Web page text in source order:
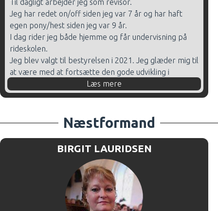
for rideskolen.
Kurser:
Ryttermærker 1,2 og 3
DRF Digitale Grundkursus for Elevskoleunderviser
Førstehjælp
DRF Sikkerhedskursus
Til dagligt arbejder jeg som revisor.
Jeg har redet on/off siden jeg var 7 år og har haft
egen pony/hest siden jeg var 9 år.
I dag rider jeg både hjemme og får undervisning på
rideskolen.
Jeg blev valgt til bestyrelsen i 2021. Jeg glæder mig til
at være med at fortsætte den gode udvikling i
Ryttermærker 1-2-3
Læs mere
Næstformand
BIRGIT LAURIDSEN